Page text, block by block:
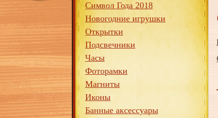
Символ Года 2018
Новогодние игрушки
Открытки
Подсвечники
Часы
Фоторамки
Магниты
Иконы
Банные аксессуары